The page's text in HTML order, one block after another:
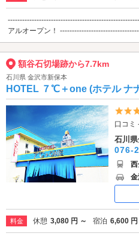
アルオープン！ ---------------------------------
額谷石切場跡から7.7km
石川県 金沢市新保本
HOTEL ７℃＋one (ホテル ナ
口コミ
石川
076-
料金 休憩 3,080 円 ～ 宿泊 6,600 円